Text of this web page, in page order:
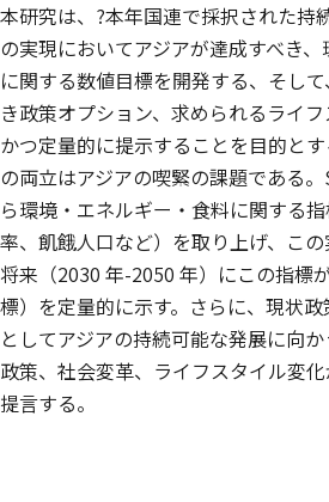
本研究は、?本年国連で採択された持
の実現においてアジアが達成すべき
に関する数値目標を開発する、そし
き政策オプション、求められるライ
かつ定量的に提示することを目的と
の両立はアジアの喫緊の課題である
ら環境・エネルギー・食料に関する
率、飢餓人口など）を取り上げ、こ
将来（2030 年-2050 年）にこの指標
標）を定量的に示す。さらに、現状
としてアジアの持続可能な発展に向
政策、社会変革、ライフスタイル変
提言する。